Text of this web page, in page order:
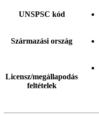
UNSPSC kód
Származási ország
Licensz/megállapodás
feltételek